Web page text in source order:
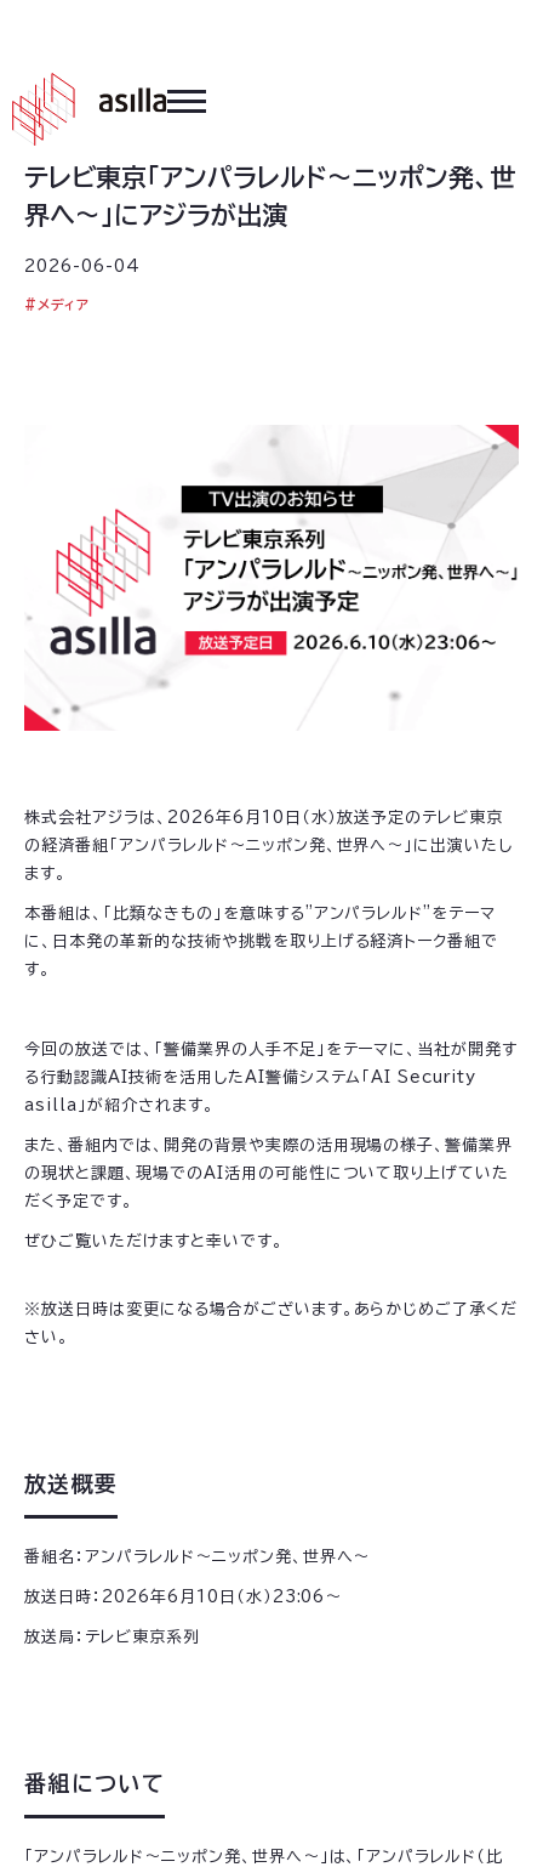
2026 .
テレビ東京「アンパラレルド～ニッポン発、世
界へ～」にアジラが出演
2026-06-04
# メディア
株式会社アジラは、2026年6月10日（水）放送予定のテレビ東京
の経済番組「アンパラレルド〜ニッポン発、世界へ〜」に出演いたし
ます。
本番組は、「比類なきもの」を意味する"アンパラレルド"をテーマ
に、日本発の革新的な技術や挑戦を取り上げる経済トーク番組で
す。
今回の放送では、「警備業界の人手不足」をテーマに、当社が開発す
る行動認識AI技術を活用したAI警備システム「AI Security
asilla」が紹介されます。
また、番組内では、開発の背景や実際の活用現場の様子、警備業界
の現状と課題、現場でのAI活用の可能性について取り上げていた
だく予定です。
ぜひご覧いただけますと幸いです。
※放送日時は変更になる場合がございます。あらかじめご了承くだ
さい。
放送概要
番組名：アンパラレルド〜ニッポン発、世界へ〜
放送日時：2026年6月10日（水）23:06〜
放送局：テレビ東京系列
番組について
「アンパラレルド〜ニッポン発、世界へ〜」は、「アンパラレルド（比